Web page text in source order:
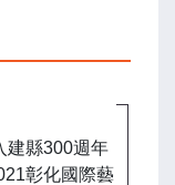
建縣300週年
彰化國際藝